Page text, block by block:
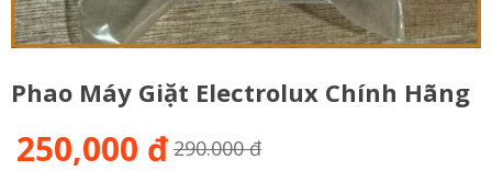
Phao Máy Giặt Electrolux Chính Hãng
250,000 đ 290.000 đ